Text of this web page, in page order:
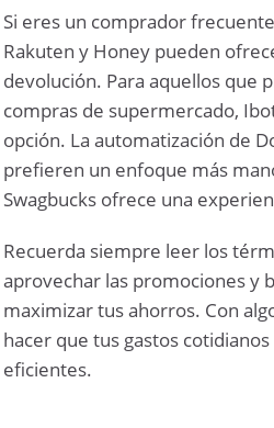
Si eres un comprador
Rakuten y Honey pueden
devolución. Para aquellos que
compras de supermercado,
opción. La automatización de
prefieren un enfoque más
Swagbucks ofrece una
Recuerda siempre leer los
aprovechar las promociones y
maximizar tus ahorros. Con
hacer que tus gastos
eficientes.